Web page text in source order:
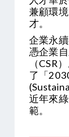
兼顧環
才。
企業永
憑企業
（CSR
了「
近年來
範。